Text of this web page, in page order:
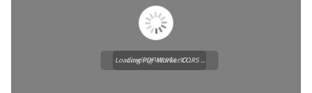
Loading WEBGL 3D ...
Loading PDF Worker CORS ...